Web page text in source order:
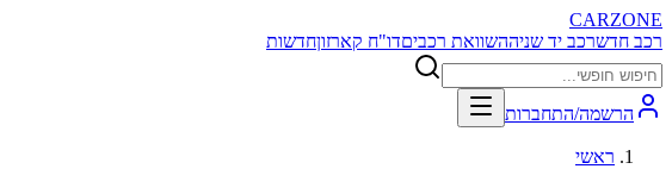
CARZONE
רכב חדשרכב יד שניההשוואת רכביםדו"ח קארזוןחדשות
הרשמה/התחברות
ראשי